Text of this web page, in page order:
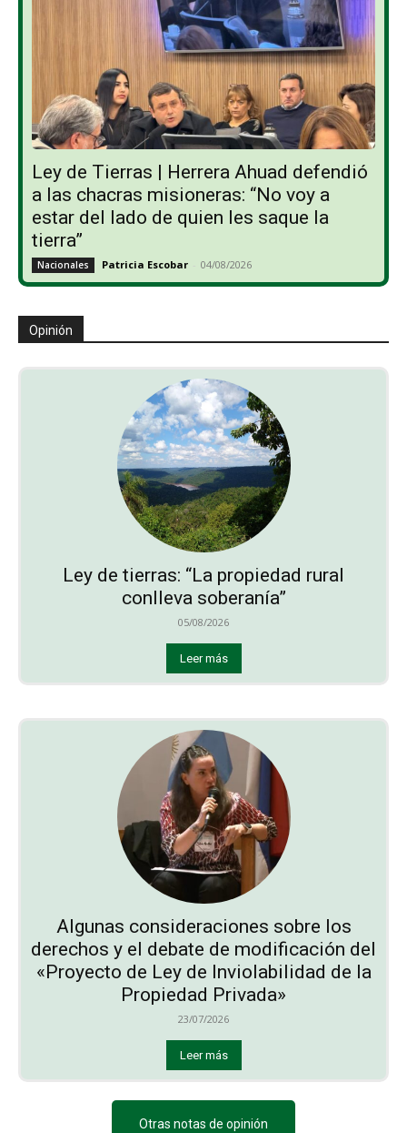
Ley de Tierras | Herrera Ahuad defendió
a las chacras misioneras: “No voy a
estar del lado de quien les saque la
tierra”
Nacionales Patricia Escobar - 04/08/2026
Opinión
Ley de tierras: “La propiedad rural
conlleva soberanía”
05/08/2026
Leer más
Algunas consideraciones sobre los
derechos y el debate de modificación del
«Proyecto de Ley de Inviolabilidad de la
Propiedad Privada»
23/07/2026
Leer más
Otras notas de opinión